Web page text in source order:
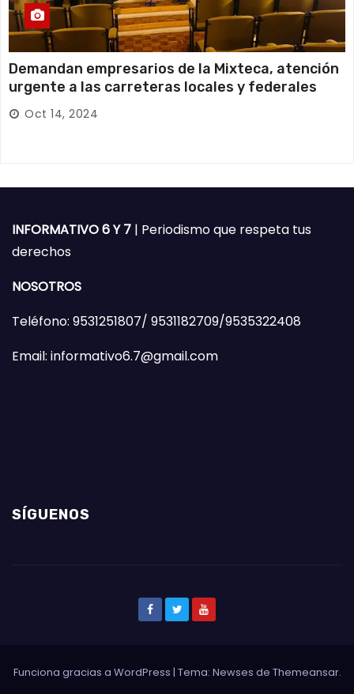
Demandan empresarios de la Mixteca, atención
urgente a las carreteras locales y federales
Oct 14, 2024
INFORMATIVO 6 Y 7 | Periodismo que respeta tus
derechos
NOSOTROS
Teléfono: 9531251807/ 9531182709/9535322408
Email: informativo6.7@gmail.com
SÍGUENOS
Funciona gracias a WordPress | Tema: Newses de Themeansar.